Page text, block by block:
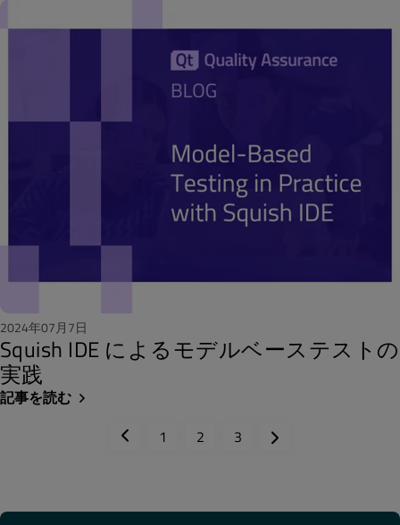
2024年07月7日
Squish IDE によるモデルベーステストの
実践
記事を読む
1
2 3